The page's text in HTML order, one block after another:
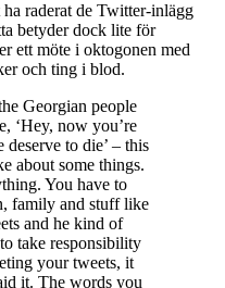
raderat de Twitter-inlägg
betyder dock lite för
ett möte i oktogonen med
och ting i blod.
Georgian people
‘Hey, now you’re
to die’ – this
about some things.
You have to
family and stuff like
and he kind of
take responsibility
your tweets, it
it. The words you